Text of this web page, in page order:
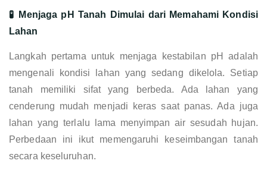
🧪 Menjaga pH Tanah Dimulai dari Memahami Kondisi
Lahan
Langkah pertama untuk menjaga kestabilan pH adalah
mengenali kondisi lahan yang sedang dikelola. Setiap
tanah memiliki sifat yang berbeda. Ada lahan yang
cenderung mudah menjadi keras saat panas. Ada juga
lahan yang terlalu lama menyimpan air sesudah hujan.
Perbedaan ini ikut memengaruhi keseimbangan tanah
secara keseluruhan.